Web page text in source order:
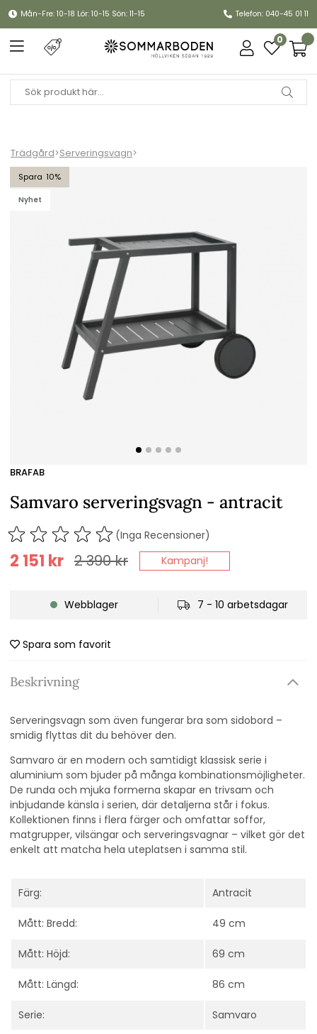
Mån-Fre: 10-18 Lör: 10-15 Sön: 11-15 Telefon: 040-45 01 11
0
Trädgård>Serveringsvagn>
10
Nyhet
Samvaro serveringsvagn - antracit
BRAFAB
Samvaro serveringsvagn - antracit
(Inga Recensioner)
2 390kr
2 151 kr Kampanj!
Webblager 7 - 10 arbetsdagar
Spara som favorit
Beskrivning
Serveringsvagn som även fungerar bra som sidobord –
smidig flyttas dit du behöver den.
Samvaro är en modern och samtidigt klassisk serie i
aluminium som bjuder på många kombinationsmöjligheter.
De runda och mjuka formerna skapar en trivsam och
inbjudande känsla i serien, där detaljerna står i fokus.
Kollektionen finns i flera färger och omfattar soffor,
matgrupper, vilsängar och serveringsvagnar – vilket gör det
enkelt att matcha hela uteplatsen i samma stil.
Färg: Antracit
Mått: Bredd: 49 cm
Mått: Höjd: 69 cm
Mått: Längd: 86 cm
Serie: Samvaro